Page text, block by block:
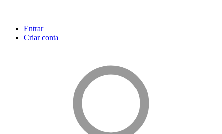
Entrar
Criar conta